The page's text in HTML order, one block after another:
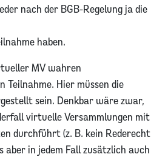
nach der BGB-Regelung ja die
haben.
MV wahren
Teilnahme. Hier müssen die
sein. Denkbar wäre zwar,
virtuelle Versammlungen mit
durchführt (z. B. kein Rederecht
aber in jedem Fall zusätzlich auch